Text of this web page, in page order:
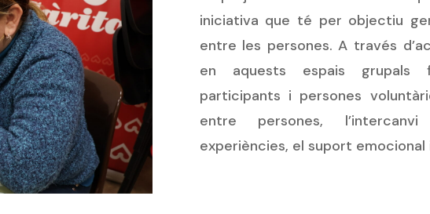
iniciativa que té per objectiu
entre les persones. A través
en aquests espais grupals
participants i persones
entre persones,
experiències, el suport emocional